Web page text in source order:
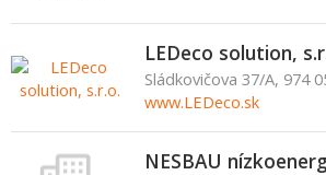
LEDeco solution,
Sládkovičova 37/A, 974
www.LEDeco.sk